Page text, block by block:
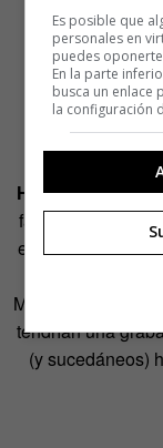
Humor absurdo.
fans de este
en España
Muchachada Nui
tendrían una
(y sucedáneos)
Es posible que
personales en
puedes
En la parte
busca un enlace
la configuración